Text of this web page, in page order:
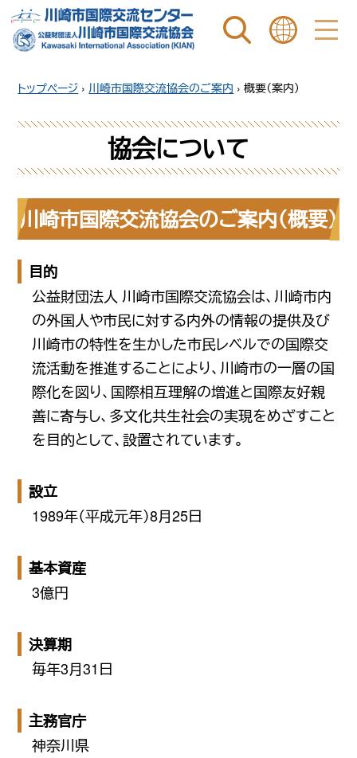
ページ内を検索
ことば
トップページ › 川崎市国際交流協会のご案内 › 概要（案内）
協会について
川崎市国際交流協会のご案内（概要）
目的
公益財団法人 川崎市国際交流協会は、川崎市内
の外国人や市民に対する内外の情報の提供及び
川崎市の特性を生かした市民レベルでの国際交
流活動を推進することにより、川崎市の一層の国
際化を図り、国際相互理解の増進と国際友好親
善に寄与し、多文化共生社会の実現をめざすこと
を目的として、設置されています。
設立
1989年（平成元年）8月25日
基本資産
3億円
決算期
毎年3月31日
主務官庁
神奈川県